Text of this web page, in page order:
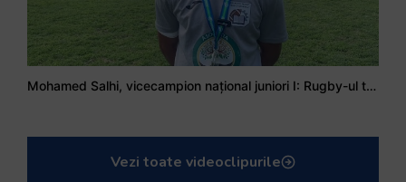
Mohamed Salhi, vicecampion național juniori I: Rugby-ul te învață să accepți și înfrângerile
Vezi toate videoclipurile